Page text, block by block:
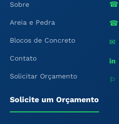
Sobre
Areia e Pedra
Blocos de Concreto
Contato
Solicitar Orçamento
☎
☎
✉
in
⚐
Solicite um Orçamento